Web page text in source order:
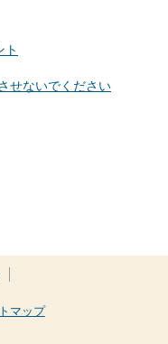
ト
せないでください
マップ